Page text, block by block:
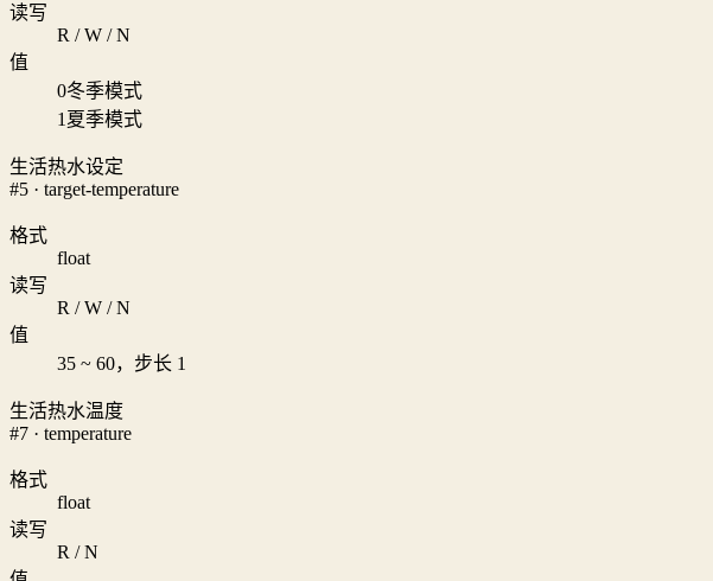
读写
R / W / N
值
0冬季模式
1 夏季模式
生活热水设定
#5 · target-temperature
格式
float
读写
R / W / N
值
35 ~ 60，步长 1
生活热水温度
#7 · temperature
格式
float
读写
R / N